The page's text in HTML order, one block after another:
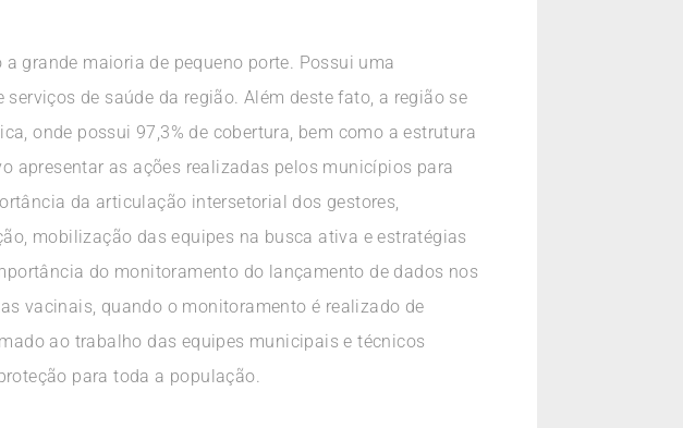
grande maioria de pequeno porte. Possui uma
de saúde da região. Além deste fato, a região se
onde possui 97,3% de cobertura, bem como a estrutura
apresentar as ações realizadas pelos municípios para
da articulação intersetorial dos gestores,
mobilização das equipes na busca ativa e estratégias
do monitoramento do lançamento de dados nos
vacinais, quando o monitoramento é realizado de
ao trabalho das equipes municipais e técnicos
para toda a população.